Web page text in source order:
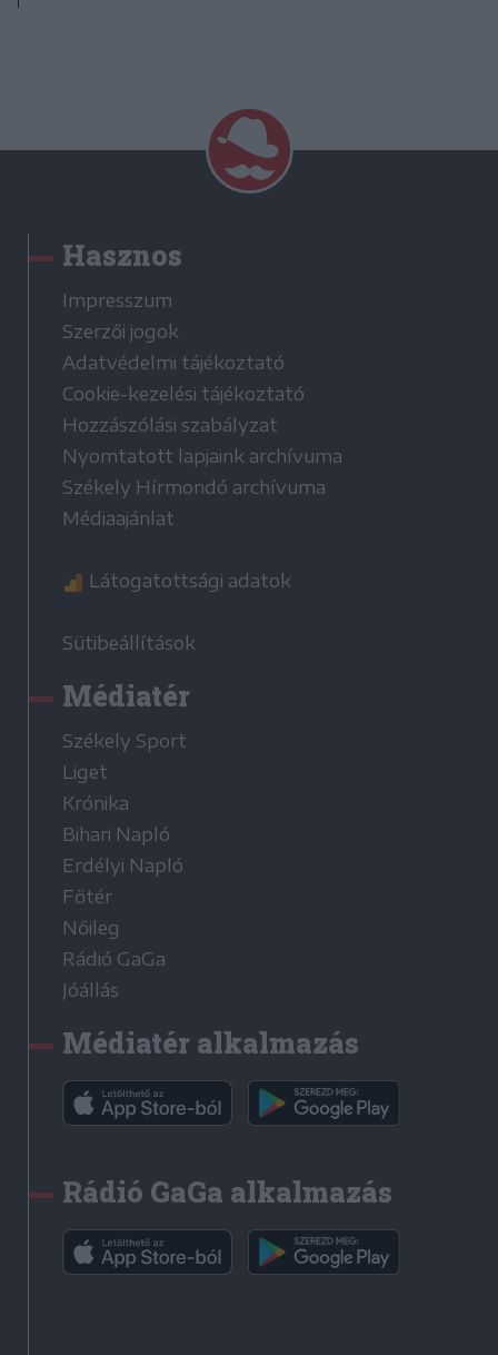
Hasznos
Impresszum
Szerzői jogok
Adatvédelmi tájékoztató
Cookie-kezelési tájékoztató
Hozzászólási szabályzat
Nyomtatott lapjaink archívuma
Székely Hírmondó archívuma
Médiaajánlat
Látogatottsági adatok
Sütibeállítások
Médiatér
Székely Sport
Liget
Krónika
Bihari Napló
Erdélyi Napló
Főtér
Nőileg
Rádió GaGa
Jóállás
Médiatér alkalmazás
Rádió GaGa alkalmazás